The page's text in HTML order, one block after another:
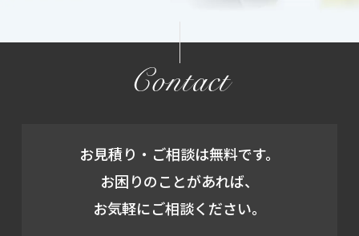
Contact
お見積り・ご相談は無料です。
お困りのことがあれば、
お気軽にご相談ください。